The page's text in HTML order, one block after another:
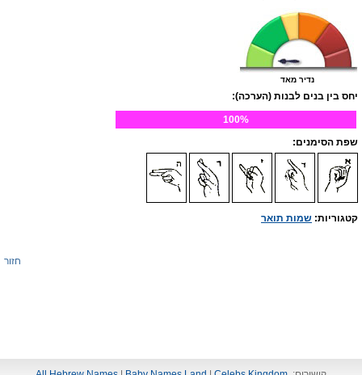
נדיר מאד
יחס בין בנים לבנות (הערכה):
100%
שפת הסימנים:
קטגוריות: שמות תואר
חזור